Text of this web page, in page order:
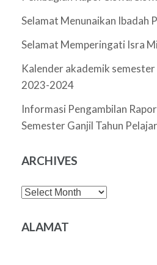
Selamat Menunaikan Ibadah
Selamat Memperingati Isra
Kalender akademik
2023-2024
Informasi Pengambilan
Semester Ganjil Tahun
ARCHIVES
Archives
ALAMAT